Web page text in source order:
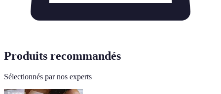
Produits recommandés
Sélectionnés par nos experts